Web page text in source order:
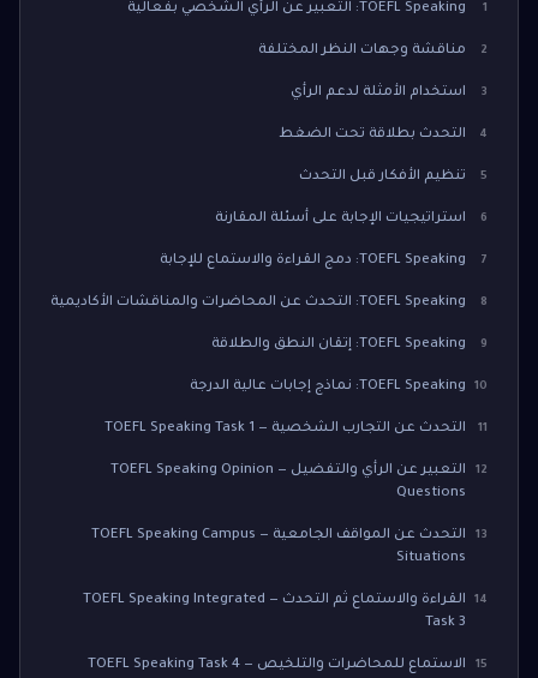
1 TOEFL Speaking: التعبير عن الرأي الشخصي بفعالية
2 مناقشة وجهات النظر المختلفة
3 استخدام الأمثلة لدعم الرأي
4 التحدث بطلاقة تحت الضغط
5 تنظيم الأفكار قبل التحدث
6 استراتيجيات الإجابة على أسئلة المقارنة
7 TOEFL Speaking: دمج القراءة والاستماع للإجابة
8 TOEFL Speaking: التحدث عن المحاضرات والمناقشات الأكاديمية
9 TOEFL Speaking: إتقان النطق والطلاقة
10 TOEFL Speaking: نماذج إجابات عالية الدرجة
11 التحدث عن التجارب الشخصية — TOEFL Speaking Task 1
12
التعبير عن الرأي والتفضيل — TOEFL Speaking Opinion
Questions
13
التحدث عن المواقف الجامعية — TOEFL Speaking Campus
Situations
14
القراءة والاستماع ثم التحدث — TOEFL Speaking Integrated
Task 3
15 الاستماع للمحاضرات والتلخيص — TOEFL Speaking Task 4